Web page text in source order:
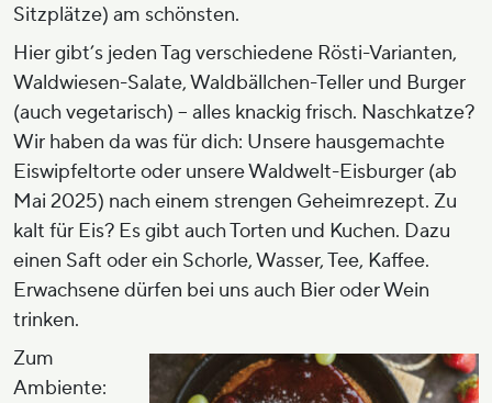
Sitzplätze) am schönsten.
Hier gibt’s jeden Tag verschiedene Rösti-Varianten,
Waldwiesen-Salate, Waldbällchen-Teller und Burger
(auch vegetarisch) – alles knackig frisch. Naschkatze?
Wir haben da was für dich: Unsere hausgemachte
Eiswipfeltorte oder unsere Waldwelt-Eisburger (ab
Mai 2025) nach einem strengen Geheimrezept. Zu
kalt für Eis? Es gibt auch Torten und Kuchen. Dazu
einen Saft oder ein Schorle, Wasser, Tee, Kaffee.
Erwachsene dürfen bei uns auch Bier oder Wein
trinken.
Zum
Ambiente: